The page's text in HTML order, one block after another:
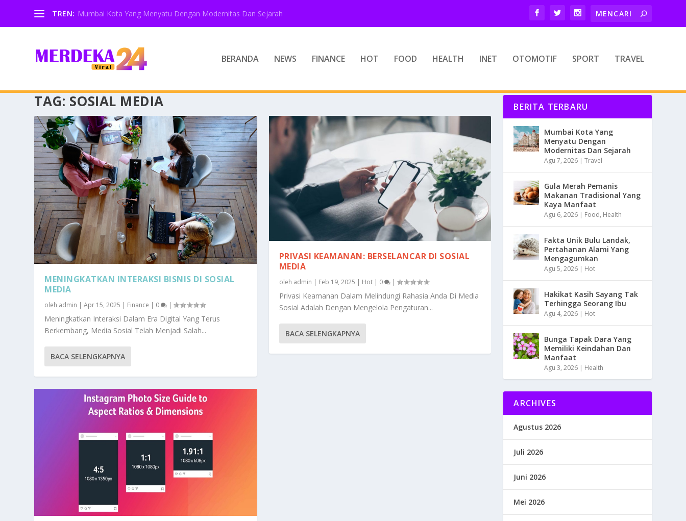
TREN: Mumbai Kota Yang Menyatu Dengan Modernitas Dan Sejarah
BERANDA NEWS FINANCE HOT FOOD HEALTH INET OTOMOTIF SPORT TRAVEL
TAG: SOSIAL MEDIA
MENINGKATKAN INTERAKSI BISNIS DI SOSIAL
MEDIA
oleh admin |Apr 15, 2025 | Finance | 0 |
Meningkatkan Interaksi Dalam Era Digital Yang Terus
Berkembang, Media Sosial Telah Menjadi Salah...
BACA SELENGKAPNYA
PRIVASI KEAMANAN: BERSELANCAR DI SOSIAL
MEDIA
oleh admin | Feb 19, 2025 | Hot| 0 |
Privasi Keamanan Dalam Melindungi Rahasia Anda Di Media
Sosial Adalah Dengan Mengelola Pengaturan...
BACA SELENGKAPNYA
BERITA TERBARU
Mumbai Kota Yang
Menyatu Dengan
Modernitas Dan Sejarah
Agu 7, 2026 |Travel
Gula Merah Pemanis
Makanan Tradisional Yang
Kaya Manfaat
Agu 6, 2026 | Food, Health
Fakta Unik Bulu Landak,
Pertahanan Alami Yang
Mengagumkan
Agu 5, 2026 | Hot
Hakikat Kasih Sayang Tak
Terhingga Seorang Ibu
Agu 4, 2026 | Hot
Bunga Tapak Dara Yang
Memiliki Keindahan Dan
Manfaat
Agu 3, 2026 | Health
ARCHIVES
Agustus 2026
Juli 2026
Juni 2026
Mei 2026